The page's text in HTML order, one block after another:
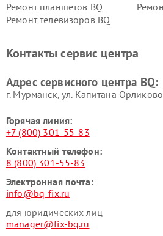
Ремонт планшетов BQ
Ремонт телевизоров BQ
Контакты сервис центра
Адрес сервисного центра BQ:
г. Мурманск, ул. Капитана
Горячая линия:
+7 (800) 301-55-83
Контактный телефон:
8 (800) 301-55-83
Электронная почта:
info@bq-fix.ru
для юридических лиц
manager@fix-bq.ru